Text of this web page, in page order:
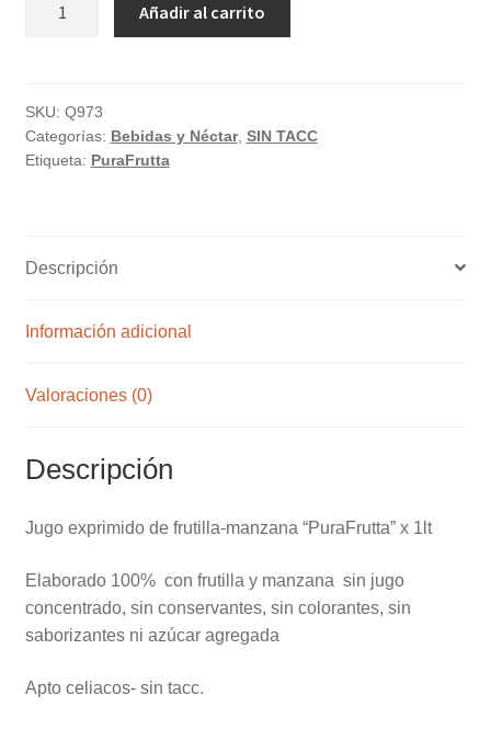
manzana
"PuraFrutta"
x
Añadir al carrito
SKU: Q973
Categorías: Bebidas y Néctar, SIN TACC
Etiqueta: PuraFrutta
Descripción
Información adicional
Valoraciones (0)
Descripción
Jugo exprimido de frutilla-manzana “PuraFrutta” x 1lt
Elaborado 100% con frutilla y manzana sin jugo
concentrado, sin conservantes, sin colorantes, sin
saborizantes ni azúcar agregada
Apto celiacos- sin tacc.